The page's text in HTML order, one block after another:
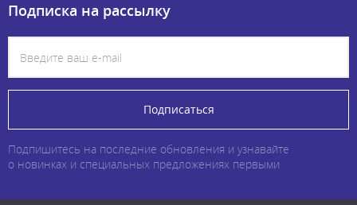
Подписка на рассылку
Подписаться
Подпишитесь на последние обновления и узнавайте
о новинках и специальных предложениях первыми